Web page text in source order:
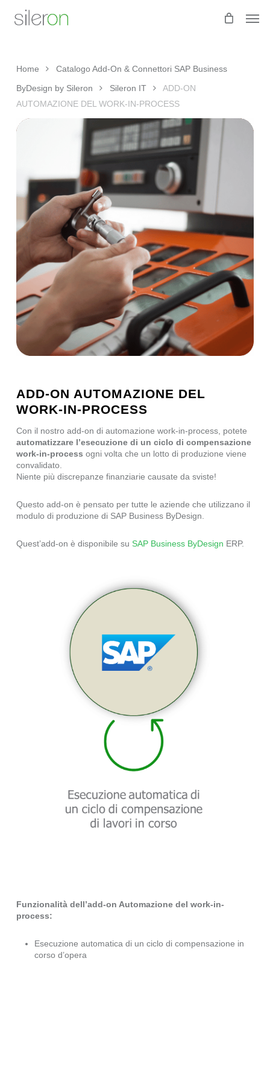
main
Home
Catalogo Add-On & Connettori SAP Business
ByDesign by Sileron
Sileron IT
ADD-ON
AUTOMAZIONE DEL WORK-IN-PROCESS
ADD-ON AUTOMAZIONE DEL
WORK-IN-PROCESS
Con il nostro add-on di automazione work-in-process, potete
automatizzare l’esecuzione di un ciclo di compensazione
work-in-process ogni volta che un lotto di produzione viene
convalidato.
Niente più discrepanze finanziarie causate da sviste!
Questo add-on è pensato per tutte le aziende che utilizzano il
modulo di produzione di SAP Business ByDesign.
Quest’add-on è disponibile su SAP Business ByDesign ERP.
Funzionalità dell’add-on Automazione del work-in-
process:
Esecuzione automatica di un ciclo di compensazione in
corso d’opera